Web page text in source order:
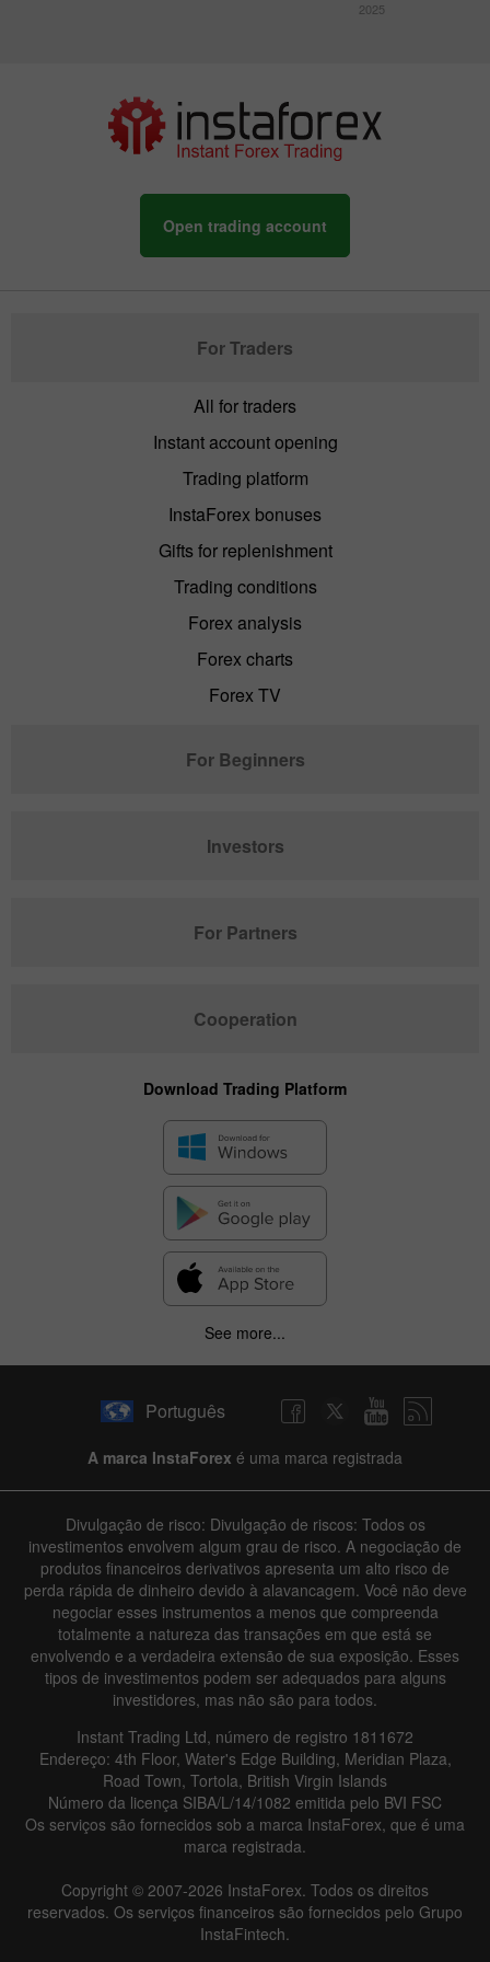
2025
Open trading account
For Traders
All for traders
Instant account opening
Trading platform
InstaForex bonuses
Gifts for replenishment
Trading conditions
Forex analysis
Forex charts
Forex TV
For Beginners
Investors
For Partners
Cooperation
Download Trading Platform
See more...
Português
A marca InstaForex é uma marca registrada
Divulgação de risco: Divulgação de riscos: Todos os
investimentos envolvem algum grau de risco. A negociação de
produtos financeiros derivativos apresenta um alto risco de
perda rápida de dinheiro devido à alavancagem. Você não deve
negociar esses instrumentos a menos que compreenda
totalmente a natureza das transações em que está se
envolvendo e a verdadeira extensão de sua exposição. Esses
tipos de investimentos podem ser adequados para alguns
investidores, mas não são para todos.
Instant Trading Ltd, número de registro 1811672
Endereço: 4th Floor, Water's Edge Building, Meridian Plaza,
Road Town, Tortola, British Virgin Islands
Número da licença SIBA/L/14/1082 emitida pelo BVI FSC
Os serviços são fornecidos sob a marca InstaForex, que é uma
marca registrada.
Copyright © 2007-2026 InstaForex. Todos os direitos
reservados. Os serviços financeiros são fornecidos pelo Grupo
InstaFintech.